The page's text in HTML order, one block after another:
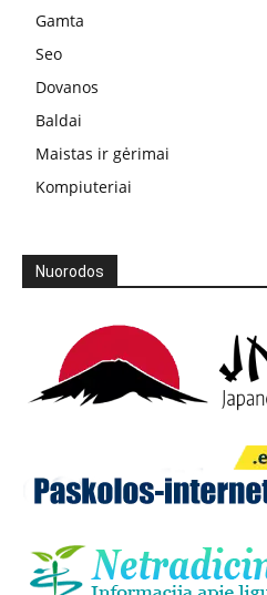
Gamta
Seo
Dovanos
Baldai
Maistas ir gėrimai
Kompiuteriai
Nuorodos